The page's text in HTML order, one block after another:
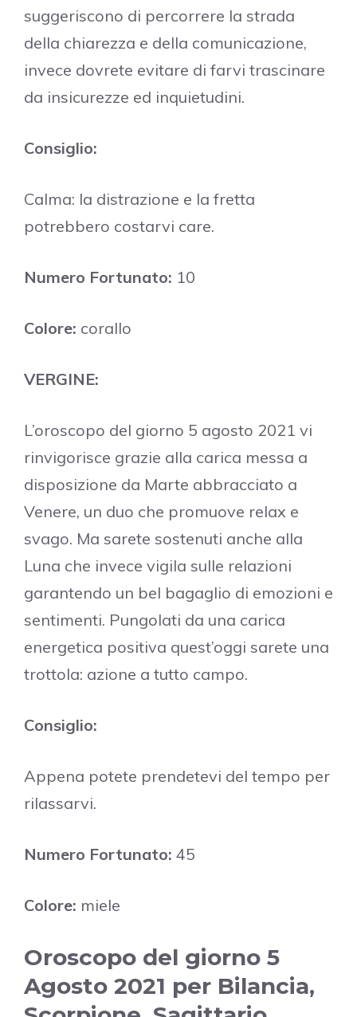
suggeriscono di percorrere la strada
della chiarezza e della comunicazione,
invece dovrete evitare di farvi trascinare
da insicurezze ed inquietudini.
Consiglio:
Calma: la distrazione e la fretta
potrebbero costarvi care.
Numero Fortunato: 10
Colore: corallo
VERGINE:
L’oroscopo del giorno 5 agosto 2021 vi
rinvigorisce grazie alla carica messa a
disposizione da Marte abbracciato a
Venere, un duo che promuove relax e
svago. Ma sarete sostenuti anche alla
Luna che invece vigila sulle relazioni
garantendo un bel bagaglio di emozioni e
sentimenti. Pungolati da una carica
energetica positiva quest’oggi sarete una
trottola: azione a tutto campo.
Consiglio:
Appena potete prendetevi del tempo per
rilassarvi.
Numero Fortunato: 45
Colore: miele
Oroscopo del giorno 5
Agosto 2021 per Bilancia,